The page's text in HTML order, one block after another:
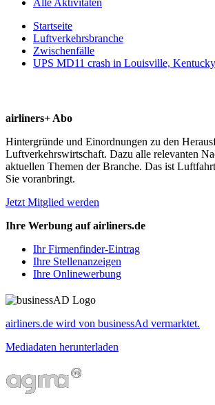
Startseite
Luftverkehrsbranche
Zwischenfälle
UPS MD11 crash in Louisville, Kentucky
airliners+ Abo
Hintergründe und Einordnungen zu den
Luftverkehrswirtschaft. Dazu alle relevanten
aktuellen Themen der Branche. Das ist
Sie voranbringt.
Jetzt Mitglied werden
Ihre Werbung auf airliners.de
Ihr Firmenfinder-Eintrag
Ihre Stellenanzeigen
Ihre Onlinewerbung
airliners.de wird von businessAd vermarktet.
Mediadaten herunterladen